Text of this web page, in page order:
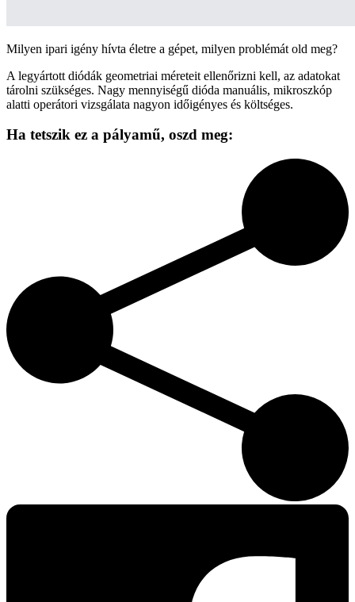
Milyen ipari igény hívta életre a gépet, milyen problémát old meg?
A legyártott diódák geometriai méreteit ellenőrizni kell, az adatokat
tárolni szükséges. Nagy mennyiségű dióda manuális, mikroszkóp
alatti operátori vizsgálata nagyon időigényes és költséges.
Ha tetszik ez a pályamű, oszd meg: